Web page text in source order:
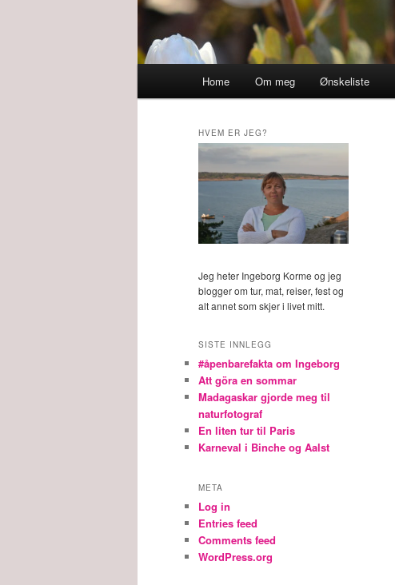
Home Om meg Ønskeliste
HVEM ER JEG?
Jeg heter Ingeborg Korme og jeg
blogger om tur, mat, reiser, fest og
alt annet som skjer i livet mitt.
SISTE INNLEGG
#åpenbarefakta om Ingeborg
Att göra en sommar
Madagaskar gjorde meg til
naturfotograf
En liten tur til Paris
Karneval i Binche og Aalst
META
Log in
Entries feed
Comments feed
WordPress.org